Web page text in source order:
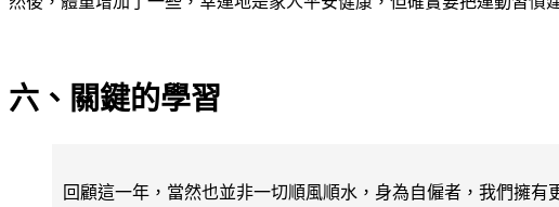
六、關鍵的學習
回顧這一年，當然也並非一切順風順水，身為自僱者，我們擁